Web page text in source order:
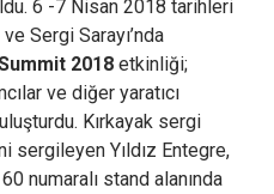
6 -7 Nisan 2018 tarihleri
Sergi Sarayı’nda
2018 etkinliği;
ve diğer yaratıcı
Kırkayak sergi
sergileyen Yıldız Entegre,
numaralı stand alanında